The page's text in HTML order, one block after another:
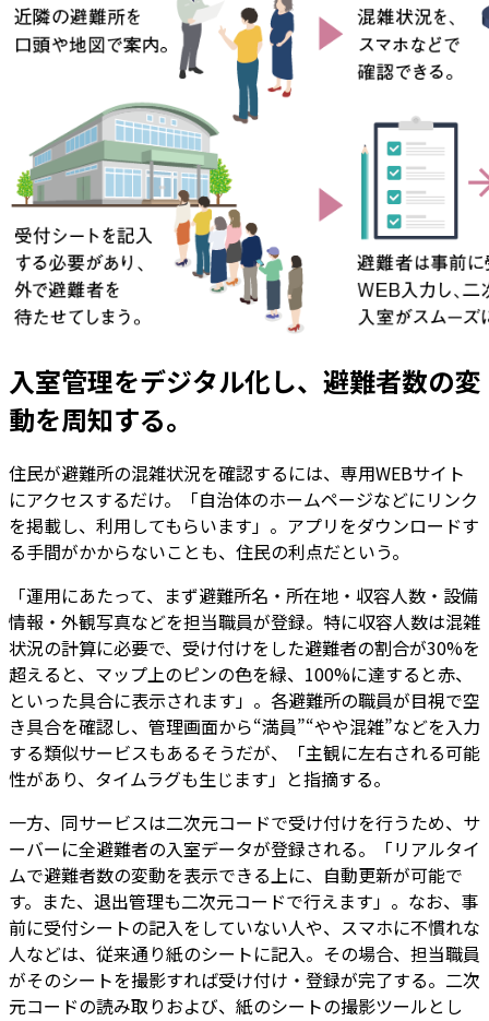
入室管理をデジタル化し、避難者数の変
動を周知する。
住民が避難所の混雑状況を確認するには、専用WEBサイト
にアクセスするだけ。「自治体のホームページなどにリンク
を掲載し、利用してもらいます」。アプリをダウンロードす
る手間がかからないことも、住民の利点だという。
「運用にあたって、まず避難所名・所在地・収容人数・設備
情報・外観写真などを担当職員が登録。特に収容人数は混雑
状況の計算に必要で、受け付けをした避難者の割合が30%を
超えると、マップ上のピンの色を緑、100%に達すると赤、
といった具合に表示されます」。各避難所の職員が目視で空
き具合を確認し、管理画面から“満員”“やや混雑”などを入力
する類似サービスもあるそうだが、「主観に左右される可能
性があり、タイムラグも生じます」と指摘する。
一方、同サービスは二次元コードで受け付けを行うため、サ
ーバーに全避難者の入室データが登録される。「リアルタイ
ムで避難者数の変動を表示できる上に、自動更新が可能で
す。また、退出管理も二次元コードで行えます」。なお、事
前に受付シートの記入をしていない人や、スマホに不慣れな
人などは、従来通り紙のシートに記入。その場合、担当職員
がそのシートを撮影すれば受け付け・登録が完了する。二次
元コードの読み取りおよび、紙のシートの撮影ツールとし